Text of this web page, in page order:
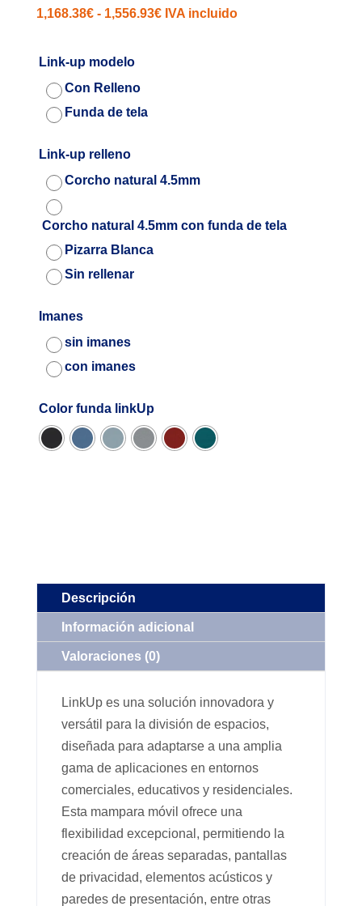
1,168.38€ - 1,556.93€Rango
IVA incluido
Link-up modelo
Con Relleno
Funda de tela
Link-up relleno
Corcho natural 4.5mm
Corcho natural 4.5mm con funda de tela
Pizarra Blanca
Sin rellenar
Imanes
sin imanes
con imanes
Color funda linkUp
Descripción
Información adicional
Valoraciones (0)
LinkUp es una solución innovadora y
versátil para la división de espacios,
diseñada para adaptarse a una amplia
gama de aplicaciones en entornos
comerciales, educativos y residenciales.
Esta mampara móvil ofrece una
flexibilidad excepcional, permitiendo la
creación de áreas separadas, pantallas
de privacidad, elementos acústicos y
paredes de presentación, entre otras